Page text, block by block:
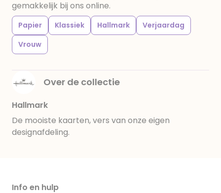
gemakkelijk bij ons online.
Papier Klassiek Hallmark
Verjaardag
Vrouw
Over de collectie
Hallmark
De mooiste kaarten, vers van onze eigen
designafdeling.
Info en hulp